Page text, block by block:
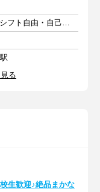
週1日以上 1日6時間以上 シフト自由・自己申告
る
生歓迎♪絶品まかな